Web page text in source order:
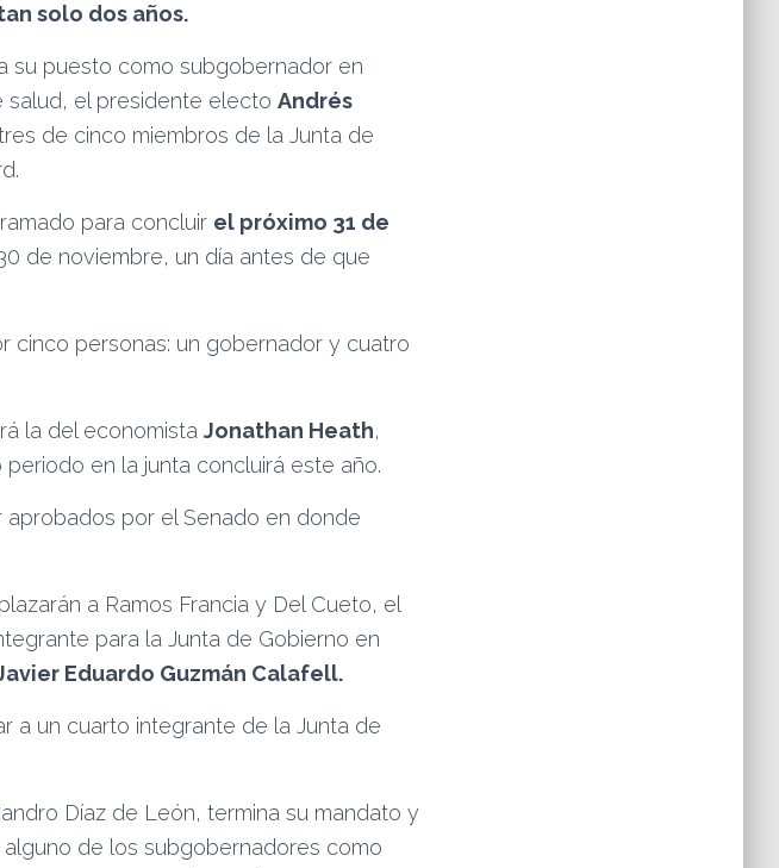
solo dos años.
su puesto como subgobernador en
salud, el presidente electo Andrés
de cinco miembros de la Junta de
para concluir el próximo 31 de
de noviembre, un día antes de que
cinco personas: un gobernador y cuatro
la del economista Jonathan Heath,
periodo en la junta concluirá este año.
por el Senado en donde
a Ramos Francia y Del Cueto, el
para la Junta de Gobierno en
Eduardo Guzmán Calafell.
a un cuarto integrante de la Junta de
Díaz de León, termina su mandato y
de los subgobernadores como